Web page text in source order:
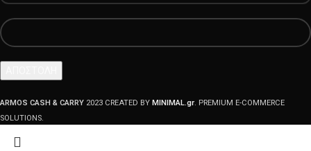
ARMOS CASH & CARRY 2023 CREATED BY MINIMAL.gr. PREMIUM E-COMMERCE
SOLUTIONS.